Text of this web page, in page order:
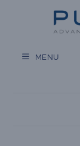
MENU